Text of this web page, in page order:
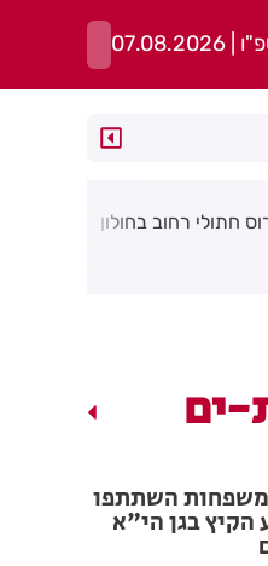
פרטים חדשים
ים
השתתפו
הקיץ בגן הי"א